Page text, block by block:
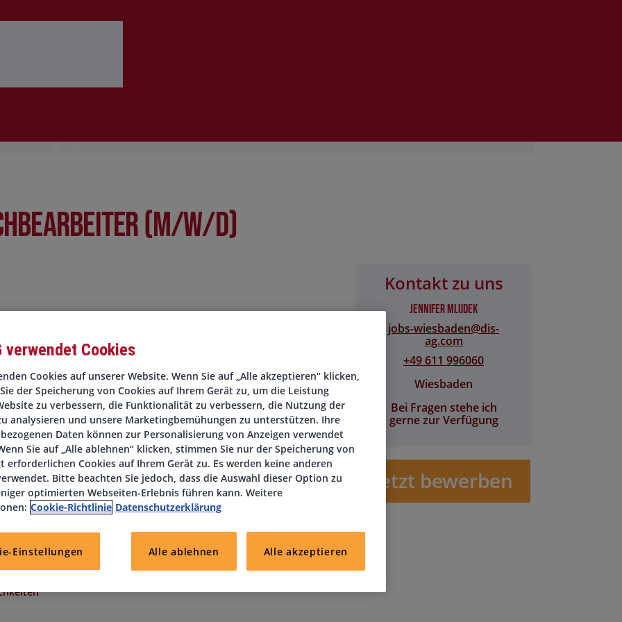
(m/w/d)
bis hin zur Optimierung von Prozessen und
Flexibilität sind für Sie selbstverständlich?
Sie!
, bietet sich diese interessante Perspektive im Rahmen der
Ihnen zu hören!
im Home Office zu arbeiten
Kontakt zu uns
Jennifer Mludek
jobs-wiesbaden@​dis-
ag.com
+49 611 996060
Wiesbaden
Bei Fragen stehe ich
gerne zur Verfügung
Jetzt bewerben
verwendet Cookies
Cookies auf unserer Website. Wenn Sie auf „Alle akzeptieren“ klicken,
der Speicherung von Cookies auf Ihrem Gerät zu, um die Leistung
zu verbessern, die Funktionalität zu verbessern, die Nutzung der
analysieren und unsere Marketingbemühungen zu unterstützen. Ihre
Daten können zur Personalisierung von Anzeigen verwendet
Sie auf „Alle ablehnen“ klicken, stimmen Sie nur der Speicherung von
erforderlichen Cookies auf Ihrem Gerät zu. Es werden keine anderen
Bitte beachten Sie jedoch, dass die Auswahl dieser Option zu
optimierten Webseiten-Erlebnis führen kann. Weitere
Cookie-Richtlinie Datenschutzerklärung
Einstellungen Alle ablehnen Alle akzeptieren